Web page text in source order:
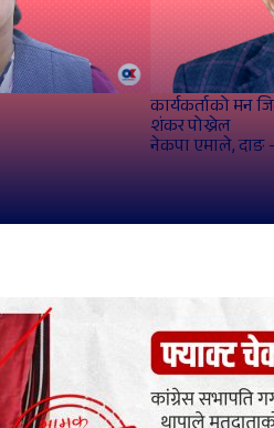
कार्यकर्ताको मन
शंकर पोख्रेल
नेकपा एमाले, दाङ